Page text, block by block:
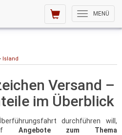
Toggle
navigation
MENÜ
Island
Versand –
im Überblick
durchführen will,
Angebote zum Thema